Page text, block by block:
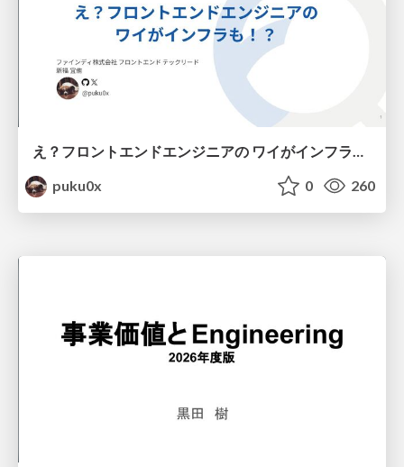
え？フロントエンドエンジニアの ワイがインフラも！？
puku0x
0 260